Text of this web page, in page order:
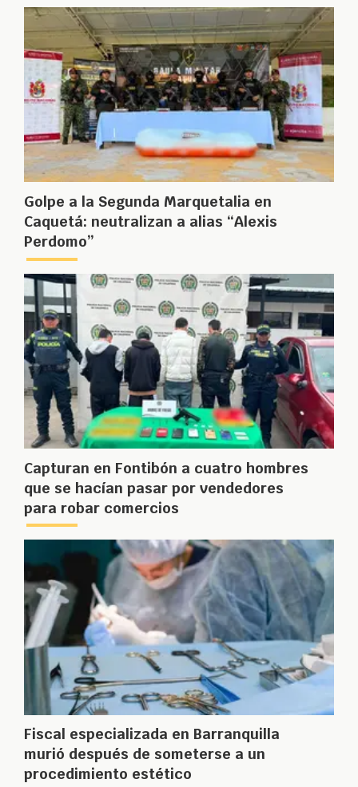
Golpe a la Segunda Marquetalia en
Caquetá: neutralizan a alias “Alexis
Perdomo”
Capturan en Fontibón a cuatro hombres
que se hacían pasar por vendedores
para robar comercios
Fiscal especializada en Barranquilla
murió después de someterse a un
procedimiento estético